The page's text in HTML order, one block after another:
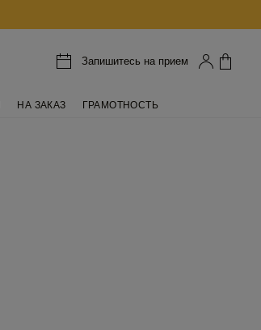
Запишитесь на прием
НА ЗАКАЗ ГРАМОТНОСТЬ